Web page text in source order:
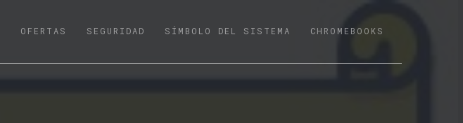
OFERTAS SEGURIDAD SÍMBOLO DEL SISTEMA CHROMEBOOKS